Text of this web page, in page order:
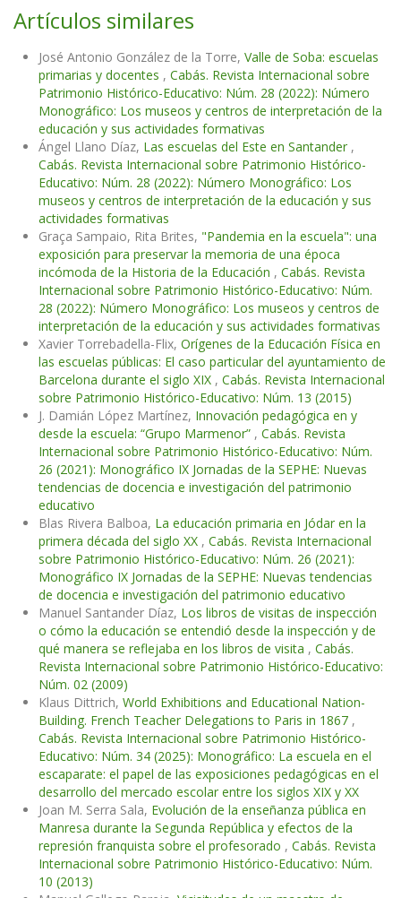
Artículos similares
José Antonio González de la Torre, Valle de Soba: escuelas
primarias y docentes , Cabás. Revista Internacional sobre
Patrimonio Histórico-Educativo: Núm. 28 (2022): Número
Monográfico: Los museos y centros de interpretación de la
educación y sus actividades formativas
Ángel Llano Díaz, Las escuelas del Este en Santander ,
Cabás. Revista Internacional sobre Patrimonio Histórico-
Educativo: Núm. 28 (2022): Número Monográfico: Los
museos y centros de interpretación de la educación y sus
actividades formativas
Graça Sampaio, Rita Brites, "Pandemia en la escuela": una
exposición para preservar la memoria de una época
incómoda de la Historia de la Educación , Cabás. Revista
Internacional sobre Patrimonio Histórico-Educativo: Núm.
28 (2022): Número Monográfico: Los museos y centros de
interpretación de la educación y sus actividades formativas
Xavier Torrebadella-Flix, Orígenes de la Educación Física en
las escuelas públicas: El caso particular del ayuntamiento de
Barcelona durante el siglo XIX , Cabás. Revista Internacional
sobre Patrimonio Histórico-Educativo: Núm. 13 (2015)
J. Damián López Martínez, Innovación pedagógica en y
desde la escuela: “Grupo Marmenor” , Cabás. Revista
Internacional sobre Patrimonio Histórico-Educativo: Núm.
26 (2021): Monográfico IX Jornadas de la SEPHE: Nuevas
tendencias de docencia e investigación del patrimonio
educativo
Blas Rivera Balboa, La educación primaria en Jódar en la
primera década del siglo XX , Cabás. Revista Internacional
sobre Patrimonio Histórico-Educativo: Núm. 26 (2021):
Monográfico IX Jornadas de la SEPHE: Nuevas tendencias
de docencia e investigación del patrimonio educativo
Manuel Santander Díaz, Los libros de visitas de inspección
o cómo la educación se entendió desde la inspección y de
qué manera se reflejaba en los libros de visita , Cabás.
Revista Internacional sobre Patrimonio Histórico-Educativo:
Núm. 02 (2009)
Klaus Dittrich, World Exhibitions and Educational Nation-
Building. French Teacher Delegations to Paris in 1867 ,
Cabás. Revista Internacional sobre Patrimonio Histórico-
Educativo: Núm. 34 (2025): Monográfico: La escuela en el
escaparate: el papel de las exposiciones pedagógicas en el
desarrollo del mercado escolar entre los siglos XIX y XX
Joan M. Serra Sala, Evolución de la enseñanza pública en
Manresa durante la Segunda República y efectos de la
represión franquista sobre el profesorado , Cabás. Revista
Internacional sobre Patrimonio Histórico-Educativo: Núm.
10 (2013)